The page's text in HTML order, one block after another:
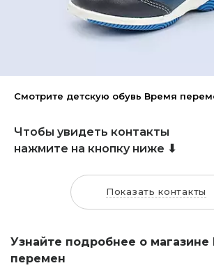
Смотрите детскую обувь Время
Чтобы увидеть контакты
нажмите на кнопку ниже ⬇
Показать контакты
Узнайте подробнее о магазине
перемен